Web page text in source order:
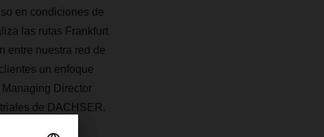
en condiciones de
las rutas Frankfurt
entre nuestra red de
un enfoque
Director
de DACHSER.